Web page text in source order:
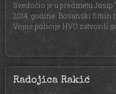
Svedočio je u predmetu Josip
2014. godine. Bosanski
Vojne policije HVO zatvorili
»
Radojica Rakić